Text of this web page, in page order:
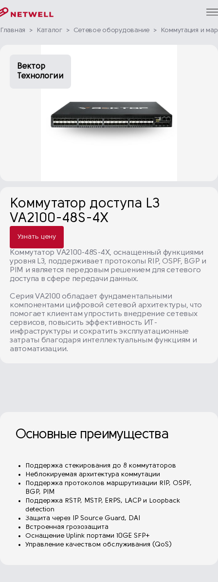
Главная > Каталог > Сетевое оборудование > Коммутация и
Вектор
Технологии
Коммутатор доступа L3
VA2100-48S-4X
Узнать цену
Коммутатор VA2100-48S-4X, оснащенный функциями
уровня L3, поддерживает протоколы RIP, OSPF, BGP и
PIM и является передовым решением для сетевого
доступа в сфере передачи данных.
Серия VA2100 обладает фундаментальными
компонентами цифровой сетевой архитектуры, что
помогает клиентам упростить внедрение сетевых
сервисов, повысить эффективность ИТ-
инфраструктуры и сократить эксплуатационные
затраты благодаря интеллектуальным функциям и
автоматизации.
Основные преимущества
Поддержка стекирования до 8 коммутаторов
Неблокируемая архитектура коммутации
Поддержка протоколов маршрутизации RIP, OSPF,
BGP, PIM
Поддержка RSTP, MSTP, ERPS, LACP и Loopback
detection
Защита через IP Source Guard, DAI
Встроенная грозозащита
Оснащение Uplink портами 10GE SFP+
Управление качеством обслуживания (QoS)